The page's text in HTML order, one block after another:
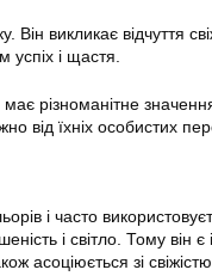
Він викликає відчуття
успіх і щастя.
різноманітне
від їхніх особистих
і часто
і світло. Тому він
асоціюється зі